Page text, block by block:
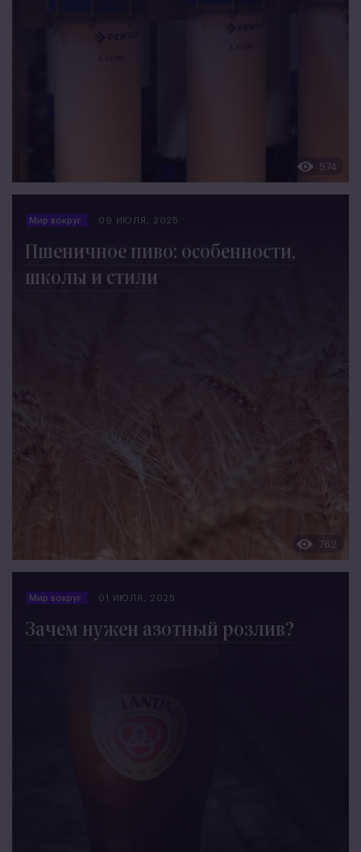
574
Мир вокруг 09 ИЮЛЯ, 2025
Пшеничное пиво: особенности,
школы и стили
762
Мир вокруг 01 ИЮЛЯ, 2025
Зачем нужен азотный розлив?